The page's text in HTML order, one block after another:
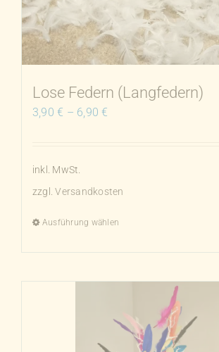
Lose Federn (Langfedern)
3,90€ – 6,90€
inkl. MwSt.
zzgl.Versandkosten
Ausführung wählen
Produkt